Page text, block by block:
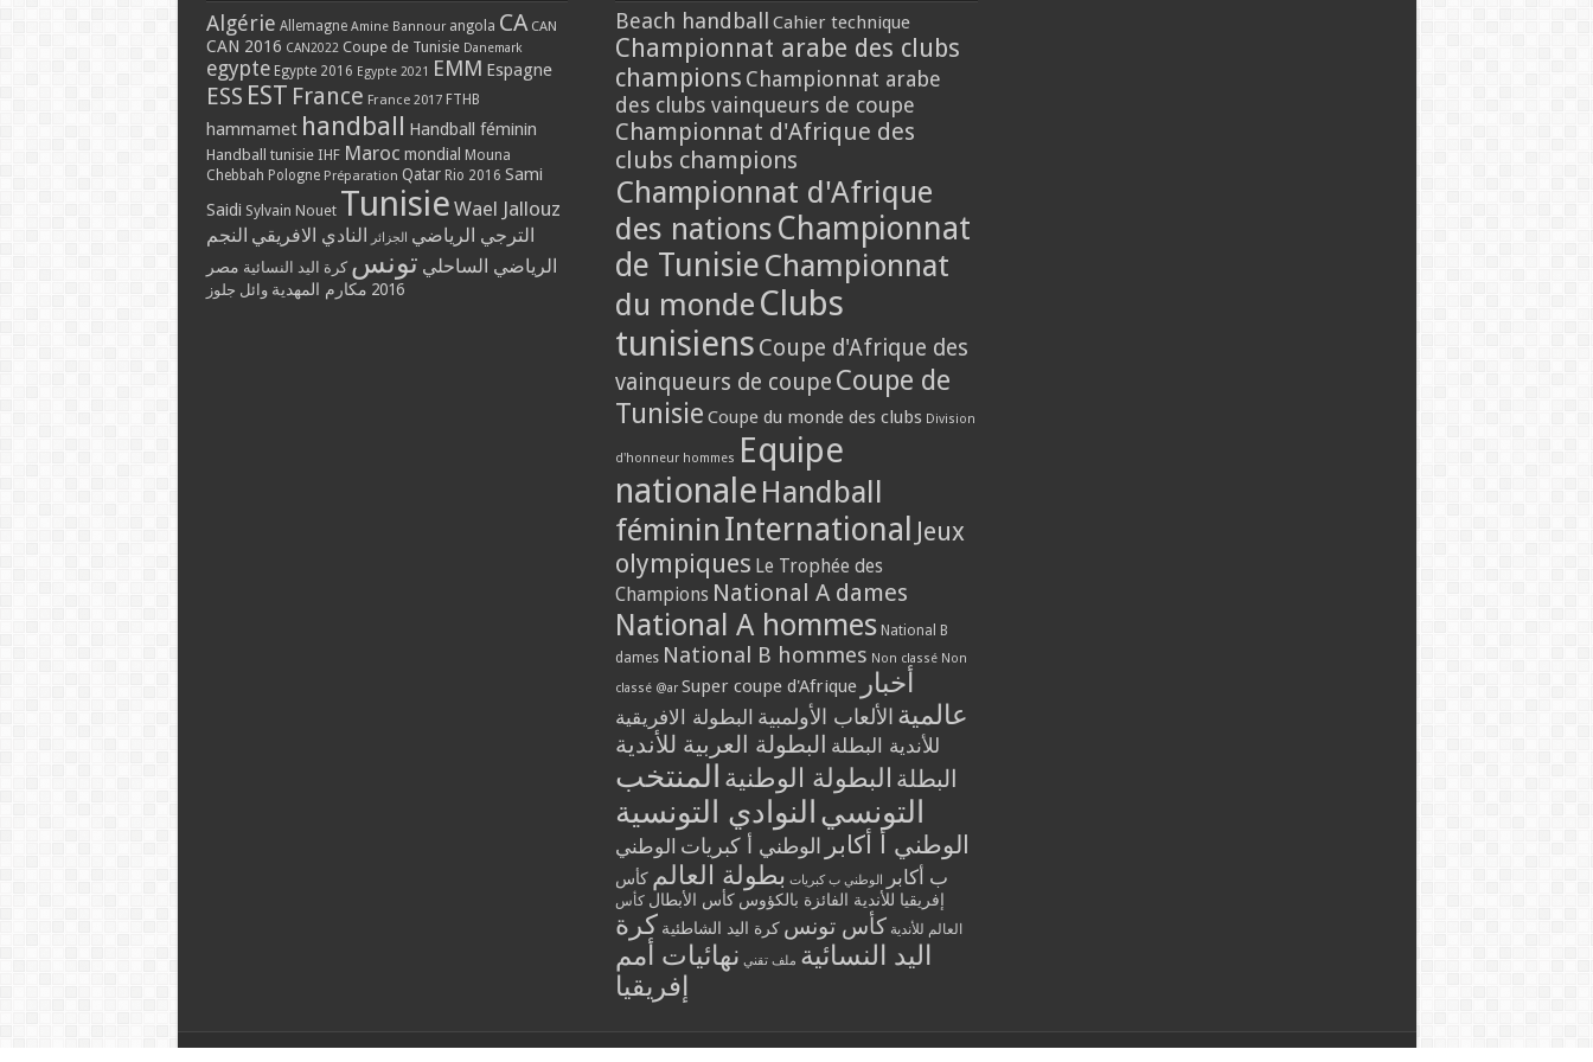
Algérie Allemagne Amine Bannour angola CA CAN
CAN 2016 CAN2022 Coupe de Tunisie Danemark
egypte Egypte 2016 Egypte 2021 EMM Espagne
ESS EST France France 2017 FTHB
hammamet handball Handball féminin
Handball tunisie IHF Maroc mondial Mouna
Chebbah Pologne Préparation Qatar Rio 2016 Sami
Saidi Sylvain Nouet Tunisie Wael Jallouz
الترجي الرياضي الجزائر النادي الافريقي النجم
الرياضي الساحلي تونس كرة اليد النسائية مصر
2016 مكارم المهدية وائل جلوز
Beach handball Cahier technique
Championnat arabe des clubs
champions Championnat arabe
des clubs vainqueurs de coupe
Championnat d'Afrique des
clubs champions
Championnat d'Afrique
des nations Championnat
de Tunisie Championnat
du monde Clubs
tunisiens Coupe d'Afrique des
vainqueurs de coupe Coupe de
Tunisie Coupe du monde des clubs Division
d'honneur hommes Equipe
nationale Handball
féminin International Jeux
olympiques Le Trophée des
Champions National A dames
National A hommes National B
dames National B hommes Non classé Non
classé @ar Super coupe d'Afrique أخبار
عالمية الألعاب الأولمبية البطولة الافريقية
للأندية البطلة البطولة العربية للأندية
البطلة البطولة الوطنية المنتخب
التونسي النوادي التونسية
الوطني أ أكابر الوطني أ كبريات الوطني
ب أكابر
الوطني ب كبريات بطولة العالم كأس
إفريقيا للأندية الفائزة بالكؤوس كأس الأبطال كأس
العالم للأندية كأس تونس كرة اليد الشاطئية كرة
اليد النسائية ملف تقني نهائيات أمم
إفريقيا